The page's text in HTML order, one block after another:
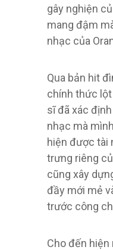
gây nghiện
mang đậm
nhạc của
Qua bản hit
chính thức
sĩ đã xác
nhạc mà
hiện được tài
trưng riêng
cũng xây
đầy mới mẻ
trước công
Cho đến hiện